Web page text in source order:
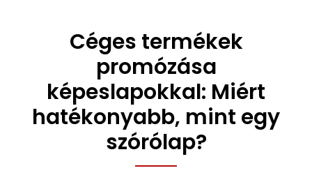
Céges termékek
promózása
képeslapokkal: Miért
hatékonyabb, mint egy
szórólap?